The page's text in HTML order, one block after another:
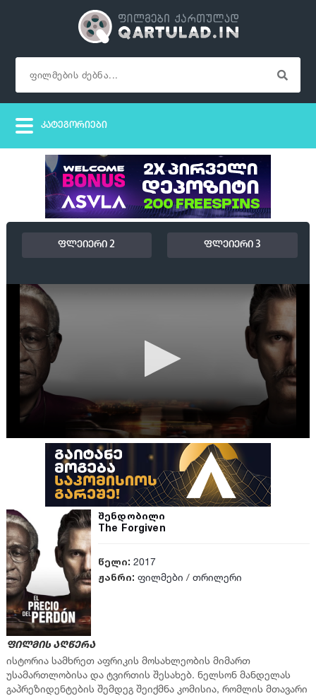
ფლეიერი 2 ფლეიერი 3
შენდობილი
The Forgiven
წელი: 2017
ჟანრი: ფილმები / თრილერი
ფილმის აღწერა
ისტორია სამხრეთ აფრიკის მოსახლეობის მიმართ
უსამართლობისა და ტვირთის შესახებ. ნელსონ მანდელას
გაპრეზიდენტების შემდეგ შეიქმნა კომისია, რომლის მთავარი